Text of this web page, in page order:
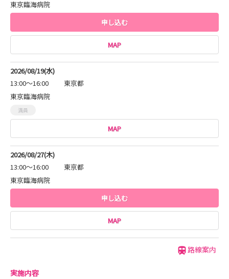
東京臨海病院
申し込む
MAP
2026/08/19(水)
13:00～16:00
東京都
東京臨海病院
満員
MAP
2026/08/27(木)
13:00～16:00
東京都
東京臨海病院
申し込む
MAP
路線案内
実施内容